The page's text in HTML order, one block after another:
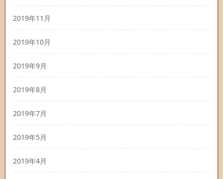
2019年11月
2019年10月
2019年9月
2019年8月
2019年7月
2019年5月
2019年4月